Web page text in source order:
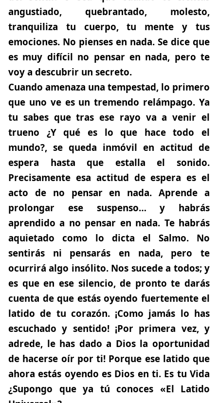
angustiado, quebrantado, molesto,
tranquiliza tu cuerpo, tu mente y tus
emociones. No pienses en nada. Se dice que
es muy difícil no pensar en nada, pero te
voy a descubrir un secreto.
Cuando amenaza una tempestad, lo primero
que uno ve es un tremendo relámpago. Ya
tu sabes que tras ese rayo va a venir el
trueno ¿Y qué es lo que hace todo el
mundo?, se queda inmóvil en actitud de
espera hasta que estalla el sonido.
Precisamente esa actitud de espera es el
acto de no pensar en nada. Aprende a
prolongar ese suspenso… y habrás
aprendido a no pensar en nada. Te habrás
aquietado como lo dicta el Salmo. No
sentirás ni pensarás en nada, pero te
ocurrirá algo insólito. Nos sucede a todos; y
es que en ese silencio, de pronto te darás
cuenta de que estás oyendo fuertemente el
latido de tu corazón. ¡Como jamás lo has
escuchado y sentido! ¡Por primera vez, y
adrede, le has dado a Dios la oportunidad
de hacerse oír por ti! Porque ese latido que
ahora estás oyendo es Dios en ti. Es tu Vida
¿Supongo que ya tú conoces «El Latido